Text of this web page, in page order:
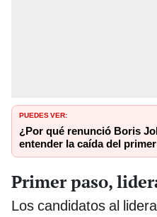
PUEDES VER:
¿Por qué renunció Boris
entender la caída del
Primer paso,
Los candidatos al